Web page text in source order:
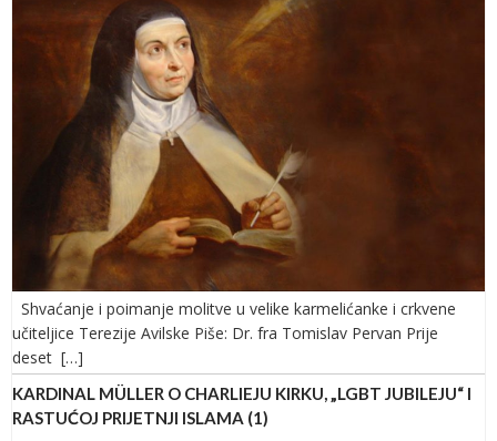
Shvaćanje i poimanje molitve u velike karmelićanke i crkvene
učiteljice Terezije Avilske Piše: Dr. fra Tomislav Pervan Prije
deset […]
KARDINAL MÜLLER O CHARLIEJU KIRKU, „LGBT JUBILEJU“ I
RASTUĆOJ PRIJETNJI ISLAMA (1)